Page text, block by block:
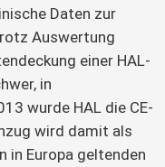
Daten zur
Auswertung
einer HAL-
in
wurde HAL die CE-
wird damit als
in Europa geltenden